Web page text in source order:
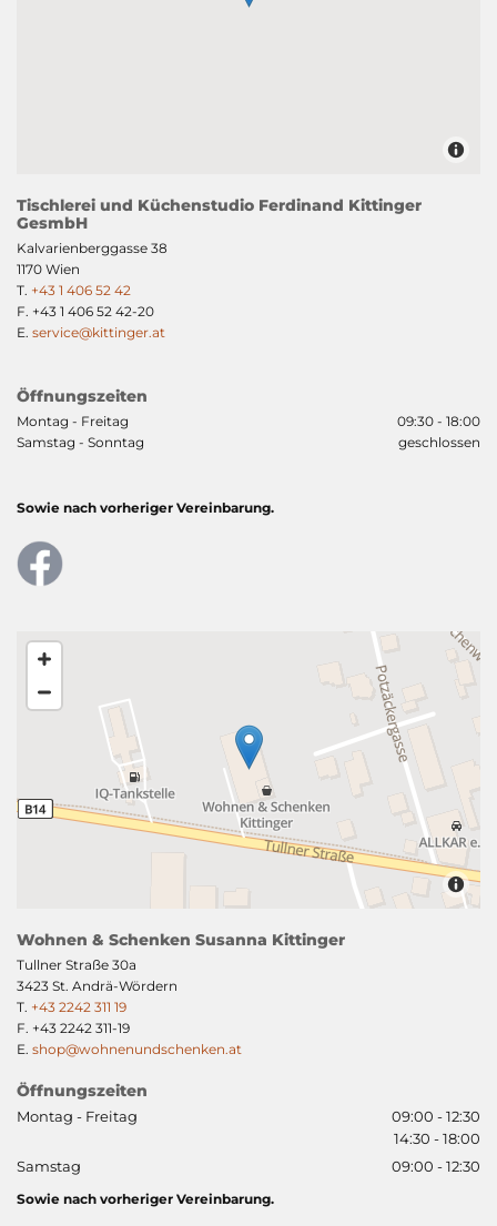
Tischlerei und Küchenstudio Ferdinand Kittinger
GesmbH
Kalvarienberggasse 38
1170 Wien
T. +43 1 406 52 42
F. +43 1 406 52 42-20
E. service@kittinger.at
Öffnungszeiten
Montag - Freitag
09:30 - 18:00
Samstag - Sonntag
geschlossen
Sowie nach vorheriger Vereinbarung.
Wohnen & Schenken Susanna Kittinger
Tullner Straße 30a
3423 St. Andrä-Wördern
T. +43 2242 311 19
F. +43 2242 311-19
E. shop@wohnenundschenken.at
Öffnungszeiten
Montag - Freitag
09:00 - 12:30
14:30 - 18:00
Samstag
09:00 - 12:30
Sowie nach vorheriger Vereinbarung.